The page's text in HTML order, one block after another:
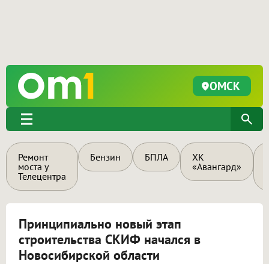
ОМСК
Ремонт
моста у
Телецентра
Бензин БПЛА
ХК
«Авангард»
Принципиально новый этап
строительства СКИФ начался в
Новосибирской области